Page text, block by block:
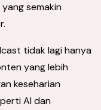
semakin
tidak lagi hanya
yang lebih
keseharian
AI dan